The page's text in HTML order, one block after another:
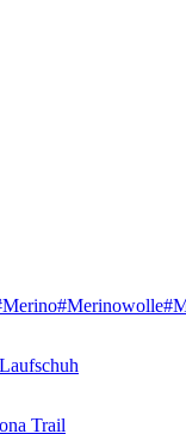
Merino#Merinowolle#
Trail